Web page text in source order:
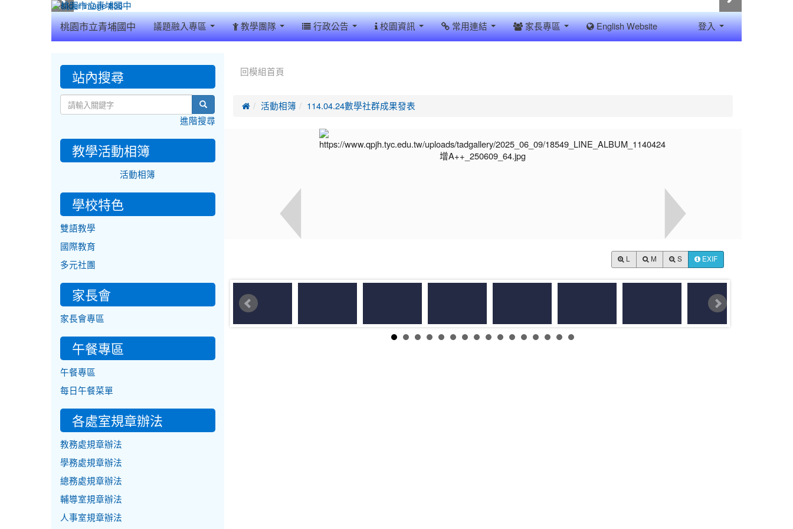
桃園市立青埔國中 議題融入專區 教學團隊 行政公告 校園資訊 常用連結 家長專區 English Website 登入
回模組首頁
 活動相簿 114.04.24數學社群成果發表
M S EXIF
::: 站內搜尋
search
進階搜尋
教學活動相簿
活動相簿
學校特色
雙語教學
國際教育
多元社團
家長會
家長會專區
午餐專區
午餐專區
每日午餐菜單
各處室規章辦法
教務處規章辦法
學務處規章辦法
總務處規章辦法
輔導室規章辦法
人事室規章辦法